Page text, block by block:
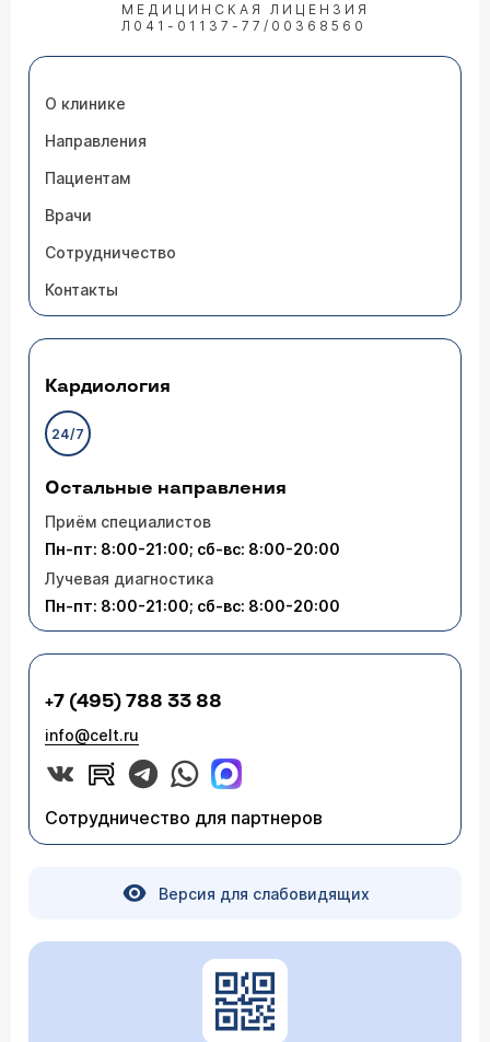
МЕДИЦИНСКАЯ ЛИЦЕНЗИЯ
Л041-01137-77/00368560
О клинике
Направления
Пациентам
Врачи
Сотрудничество
Контакты
Кардиология
24/7
Остальные направления
Приём специалистов
Пн-пт: 8:00-21:00; сб-вс: 8:00-20:00
Лучевая диагностика
Пн-пт: 8:00-21:00; сб-вс: 8:00-20:00
+7 (495) 788 33 88
info@celt.ru
Сотрудничество для партнеров
Версия для слабовидящих